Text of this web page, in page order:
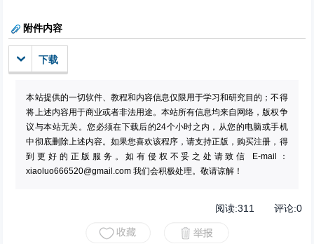
附件内容
下载
本站提供的一切软件、教程和内容信息仅限用于学习和研究目的；不得
将上述内容用于商业或者非法用途。本站所有信息均来自网络，版权争
议与本站无关。您必须在下载后的24个小时之内，从您的电脑或手机
中彻底删除上述内容。如果您喜欢该程序，请支持正版，购买注册，得
到更好的正版服务。如有侵权不妥之处请致信 E-mail：
xiaoluo666520@gmail.com 我们会积极处理。敬请谅解！
阅读:311 评论:0